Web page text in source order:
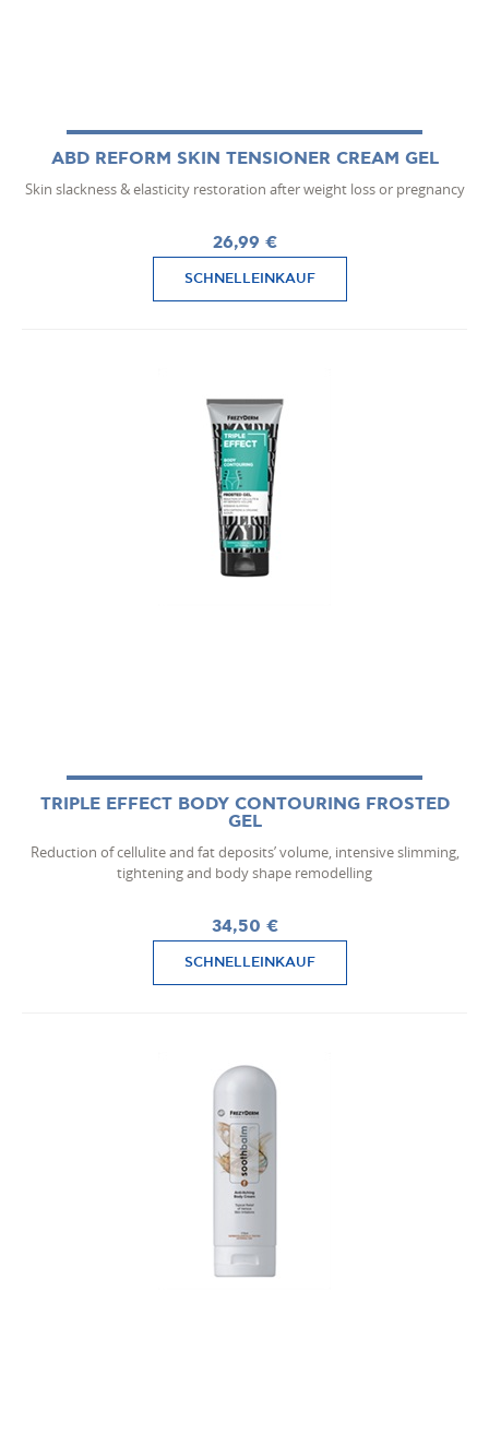
ABD REFORM SKIN TENSIONER CREAM GEL
Skin slackness & elasticity restoration after weight loss or pregnancy
26,99 €
SCHNELLEINKAUF
TRIPLE EFFECT BODY CONTOURING FROSTED
GEL
Reduction of cellulite and fat deposits’ volume, intensive slimming,
tightening and body shape remodelling
34,50 €
SCHNELLEINKAUF